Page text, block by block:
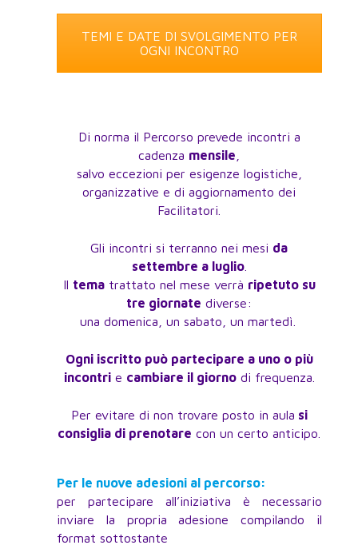
TEMI E DATE DI SVOLGIMENTO PER
OGNI INCONTRO
Di norma il Percorso prevede incontri a
cadenza mensile
salvo eccezioni per esigenze logistiche,
organizzative e di aggiornamento dei
Facilitatori.
Gli incontri si terranno nei mesi da
settembre a luglio.
Il tematrattato nel mese verrà ripetuto su
tre giornate diverse:
una domenica, un sabato, un martedì.
Ogni iscritto può partecipare a uno o più
incontrie cambiare il giornodi frequenza.
Per evitare di non trovare posto in aula si
consiglia di prenotare con un certo anticipo.
Per le nuove adesioni al percorso:
per partecipare all’iniziativa è necessario
inviare la propria adesione compilando il
format sottostante